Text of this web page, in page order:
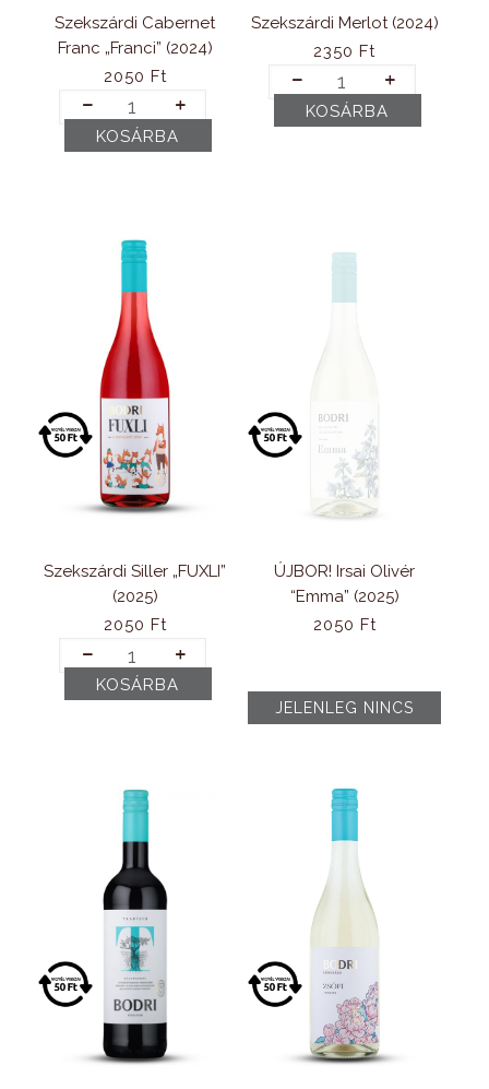
Szekszárdi Cabernet
Franc „Franci” (2024)
2050 Ft
Szekszárdi
Cabernet
Franc
KOSÁRBA
Szekszárdi Merlot (2024)
2350Ft
Szekszárdi
Merlot
(2024)
KOSÁRBA
Szekszárdi Siller „FUXLI”
(2025)
2050 Ft
Szekszárdi
Siller
„FUXLI”
KOSÁRBA
ÚJBOR! Irsai Olivér
“Emma” (2025)
2050 Ft